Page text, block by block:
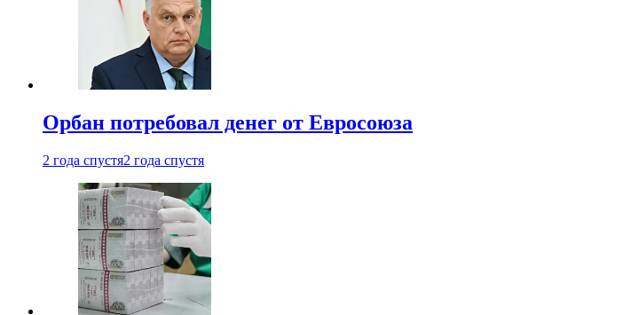
Орбан потребовал денег от Евросоюза
2 года спустя2 года спустя